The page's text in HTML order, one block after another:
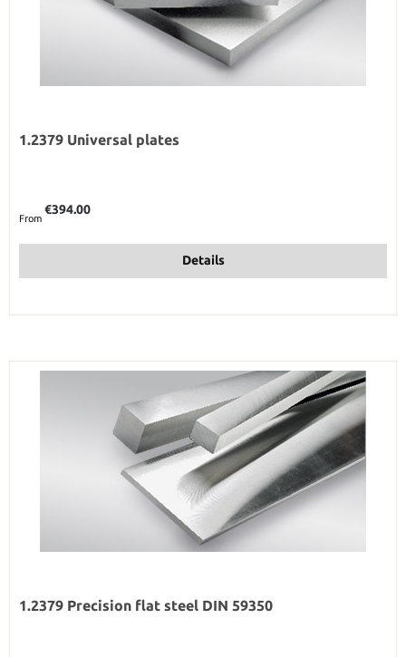
1.2379 Universal plates
From
€394.00
Details
1.2379 Precision flat steel DIN 59350